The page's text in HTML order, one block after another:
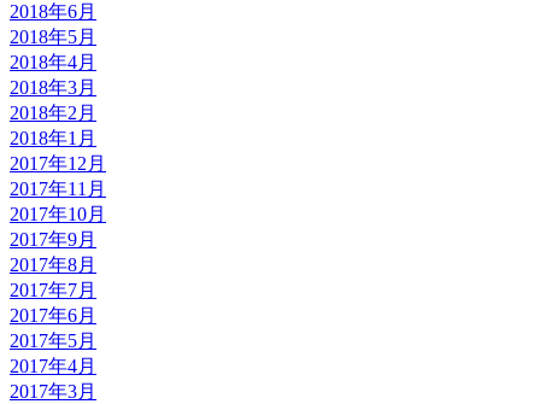
2018年6月
2018年5月
2018年4月
2018年3月
2018年2月
2018年1月
2017年12月
2017年11月
2017年10月
2017年9月
2017年8月
2017年7月
2017年6月
2017年5月
2017年4月
2017年3月